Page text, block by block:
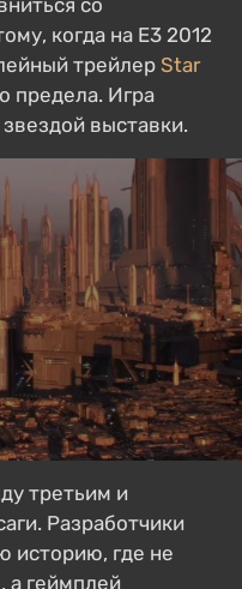
со
когда на E3 2012
трейлерStar
предела. Игра
выставки.
третьим и
Разработчики
историю, где не
а геймплей